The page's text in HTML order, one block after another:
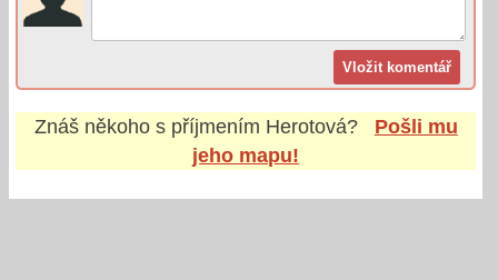
Znáš někoho s příjmením Herotová?
Pošli mu
jeho mapu!